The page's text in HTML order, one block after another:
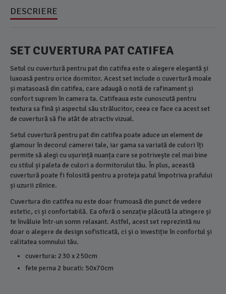
DESCRIERE
SET CUVERTURA PAT CATIFEA
Setul cu cuvertură pentru pat din catifea este o alegere elegantă și
luxoasă pentru orice dormitor. Acest set include o cuvertură moale
și matasoasă din catifea, care adaugă o notă de rafinament și
confort suprem în camera ta. Catifeaua este cunoscută pentru
textura sa fină și aspectul său strălucitor, ceea ce face ca acest set
de cuvertură să fie atât de atractiv vizual.
Setul cuvertură pentru pat din catifea poate aduce un element de
glamour în decorul camerei tale, iar gama sa variată de culori îți
permite să alegi cu ușurință nuanța care se potrivește cel mai bine
cu stilul și paleta de culori a dormitorului tău. În plus, această
cuvertură poate fi folosită pentru a proteja patul împotriva prafului
și uzurii zilnice.
Cuvertura din catifea nu este doar frumoasă din punct de vedere
estetic, ci și confortabilă. Ea oferă o senzație plăcută la atingere și
te învăluie într-un somn relaxant. Astfel, acest set reprezintă nu
doar o alegere de design sofisticată, ci și o investiție în confortul și
calitatea somnului tău.
cuvertura: 230 x 250cm
fete perna 2 bucati: 50x70cm